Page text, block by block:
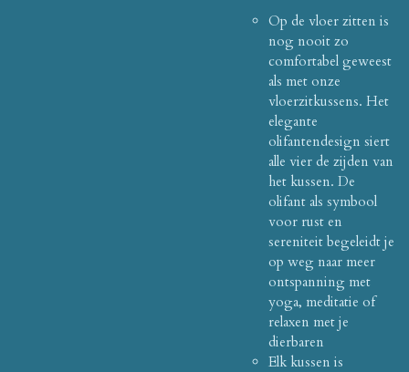
Op de vloer zitten is
nog nooit zo
comfortabel geweest
als met onze
vloerzitkussens. Het
elegante
olifantendesign siert
alle vier de zijden van
het kussen. De
olifant als symbool
voor rust en
sereniteit begeleidt je
op weg naar meer
ontspanning met
yoga, meditatie of
relaxen met je
dierbaren
Elk kussen is